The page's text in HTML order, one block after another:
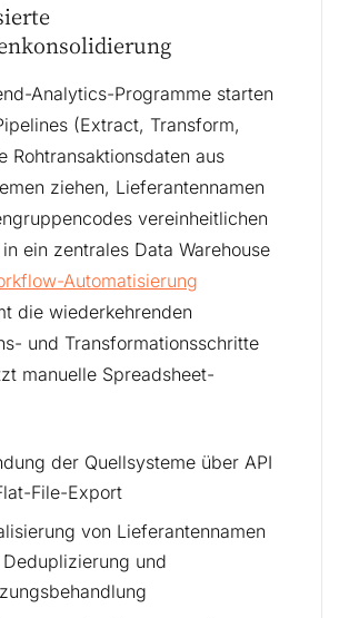
Analytics-Programme starten
(Extract, Transform,
Rohtransaktionsdaten aus
ziehen, Lieferantennamen
vereinheitlichen
ein zentrales Data Warehouse
Automatisierung
die wiederkehrenden
und Transformationsschritte
manuelle Spreadsheet-
der Quellsysteme über API
File-Export
von Lieferantennamen
und